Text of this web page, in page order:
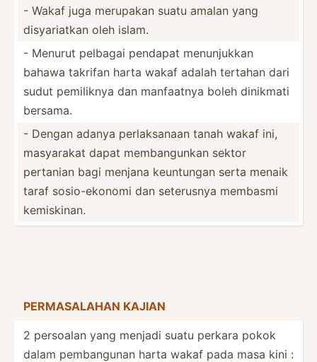
- Wakaf juga merupakan suatu amalan yang
disyar­iatkan oleh islam.
- Menurut pelbagai pendapat menunj­ukkan
bahawa takrifan harta wakaf adalah tertahan dari
sudut pemiliknya dan manfaatnya boleh dinikmati
bersama.
- Dengan adanya perlak­sanaan tanah wakaf ini,
masyarakat dapat memban­gunkan sektor
pertanian bagi menjana keuntungan serta menaik
taraf sosio-­ekonomi dan seterusnya membasmi
kemisk­inan.
PERMAS­ALAHAN KAJIAN
2 persoalan yang menjadi suatu perkara pokok
dalam pemban­gunan harta wakaf pada masa kini :